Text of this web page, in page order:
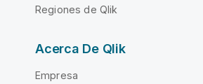
Regiones de Qlik
Acerca De Qlik
Empresa